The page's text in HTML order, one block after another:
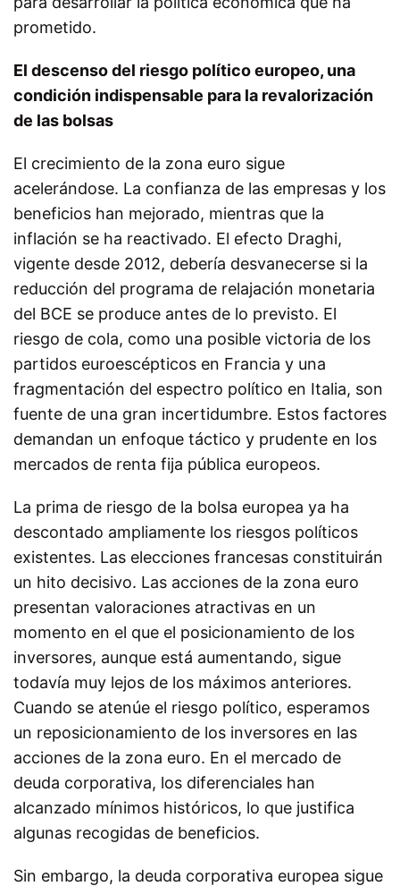
prometido.
El descenso del riesgo político europeo, una
condición indispensable para la revalorización
de las bolsas
El crecimiento de la zona euro sigue
acelerándose. La confianza de las empresas y los
beneficios han mejorado, mientras que la
inflación se ha reactivado. El efecto Draghi,
vigente desde 2012, debería desvanecerse si la
reducción del programa de relajación monetaria
del BCE se produce antes de lo previsto. El
riesgo de cola, como una posible victoria de los
partidos euroescépticos en Francia y una
fragmentación del espectro político en Italia, son
fuente de una gran incertidumbre. Estos factores
demandan un enfoque táctico y prudente en los
mercados de renta fija pública europeos.
La prima de riesgo de la bolsa europea ya ha
descontado ampliamente los riesgos políticos
existentes. Las elecciones francesas constituirán
un hito decisivo. Las acciones de la zona euro
presentan valoraciones atractivas en un
momento en el que el posicionamiento de los
inversores, aunque está aumentando, sigue
todavía muy lejos de los máximos anteriores.
Cuando se atenúe el riesgo político, esperamos
un reposicionamiento de los inversores en las
acciones de la zona euro. En el mercado de
deuda corporativa, los diferenciales han
alcanzado mínimos históricos, lo que justifica
algunas recogidas de beneficios.
Sin embargo, la deuda corporativa europea sigue